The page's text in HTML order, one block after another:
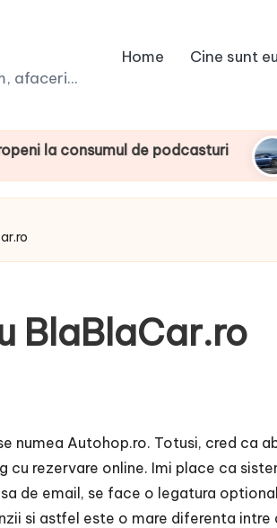
afaceri...
Home Cine sunt eu
de podcasturi Clienţii
June 20,
BlaBlaCar.ro
numea Autohop.ro. Totusi, cred ca
rezervare online. Imi place ca
de email, se face o legatura
si astfel este o mare diferenta intre